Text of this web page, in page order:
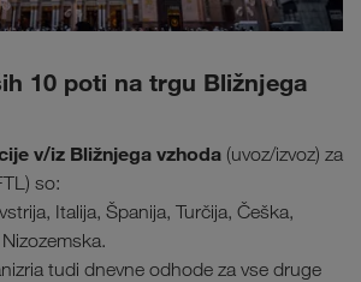
10 poti na trgu Bližnjega
v/iz Bližnjega vzhoda (uvoz/izvoz) za
so:
Italija, Španija, Turčija, Češka,
tudi dnevne odhode za vse druge